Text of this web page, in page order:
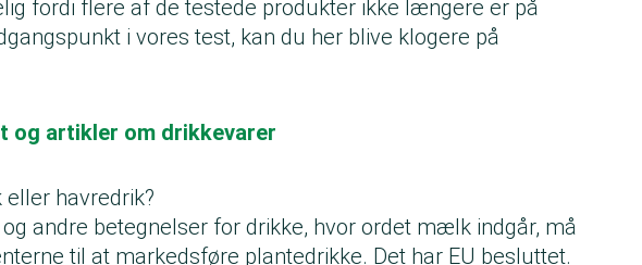
fordi flere af de testede produkter ikke længere er på
i vores test, kan du her blive klogere på
og artikler om drikkevarer
havredrik?
andre betegnelser for drikke, hvor ordet mælk indgår, må
til at markedsføre plantedrikke. Det har EU besluttet.